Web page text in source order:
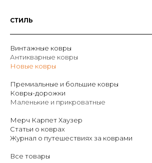
СТИЛЬ
Винтажные ковры
Антикварные ковры
Новые ковры
Премиальные и большие ковры
Ковры-дорожки
Маленькие и прикроватные
Мерч Карпет Хаузер
Статьи о коврах
Журнал о путешествиях за коврами
Все товары